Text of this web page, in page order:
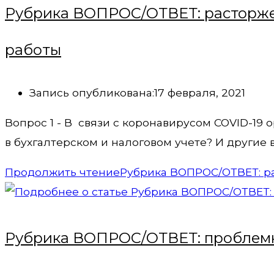
Рубрика ВОПРОС/ОТВЕТ:
работы
Запись опубликована:17 февраля, 2021
Вопрос 1 - В связи с коронавирусом COVID-19
в бухгалтерском и налоговом учете? И другие
Продолжить чтениеРубрика ВОПРОС/ОТВЕТ:
Рубрика ВОПРОС/ОТВЕТ: